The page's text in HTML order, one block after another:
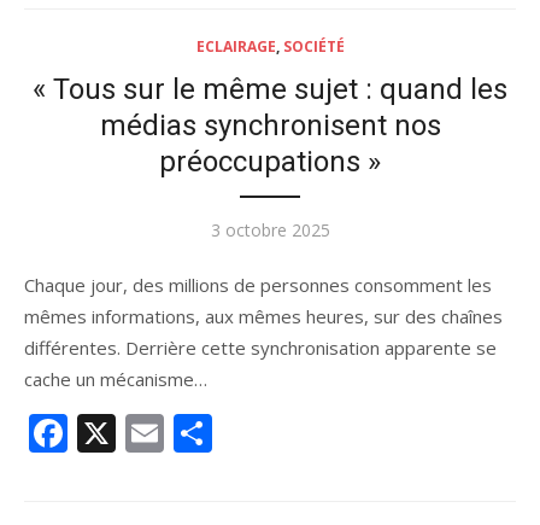
ECLAIRAGE, SOCIÉTÉ
« Tous sur le même sujet : quand les
médias synchronisent nos
préoccupations »
Publié
3 octobre 2025
Chaque jour, des millions de personnes consomment les
mêmes informations, aux mêmes heures, sur des chaînes
différentes. Derrière cette synchronisation apparente se
cache un mécanisme…
Facebook
X Email